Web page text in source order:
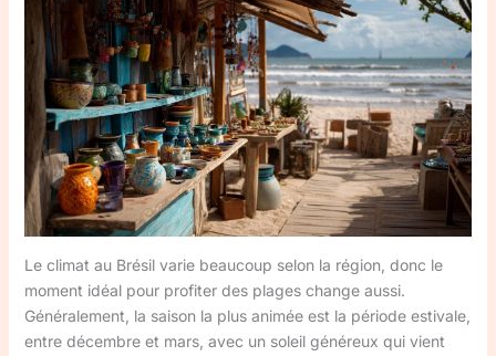
Le climat au Brésil varie beaucoup selon la région, donc le
moment idéal pour profiter des plages change aussi.
Généralement, la saison la plus animée est la période estivale,
entre décembre et mars, avec un soleil généreux qui vient